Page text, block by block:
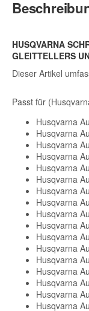
HUSQVARNA
GLEITTELLERS
Dieser Artikel
Passt für
Husqvarna
Husqvarna
Husqvarna
Husqvarna
Husqvarna
Husqvarna
Husqvarna
Husqvarna
Husqvarna
Husqvarna
Husqvarna
Husqvarna
Husqvarna
Husqvarna
Husqvarna
Husqvarna
Husqvarna